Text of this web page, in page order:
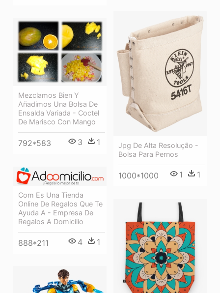
Jpg De Alta Resolução -
Bolsa Para Pernos
1000*1000 1 1
Mezclamos Bien Y
Añadimos Una Bolsa De
Ensalda Variada - Coctel
De Marisco Con Mango
792*583 3 1
Com Es Una Tienda
Online De Regalos Que Te
Ayuda A - Empresa De
Regalos A Domicilio
888*211 4 1